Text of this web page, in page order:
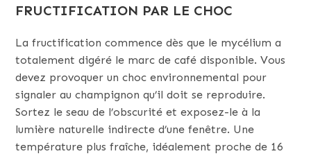
FRUCTIFICATION PAR LE CHOC
La fructification commence dès que le mycélium a
totalement digéré le marc de café disponible. Vous
devez provoquer un choc environnemental pour
signaler au champignon qu’il doit se reproduire.
Sortez le seau de l’obscurité et exposez-le à la
lumière naturelle indirecte d’une fenêtre. Une
température plus fraîche, idéalement proche de 16